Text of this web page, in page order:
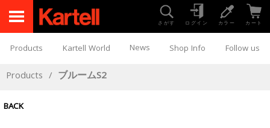
さがす ログイン カラー カート
Products Kartell World News Shop Info Follow us
Products / ブルームS2
BACK